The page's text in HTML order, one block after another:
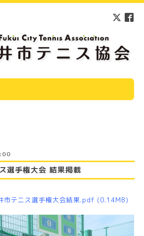
選手権大会 結果掲載
市テニス選手権大会結果.pdf (0.14MB)